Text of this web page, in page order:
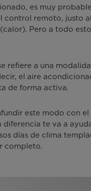
es muy
control remoto, justo
Pero a todo
refiere a una
el aire
de forma activa.
este modo con
diferencia te va a
días de clima
completo.